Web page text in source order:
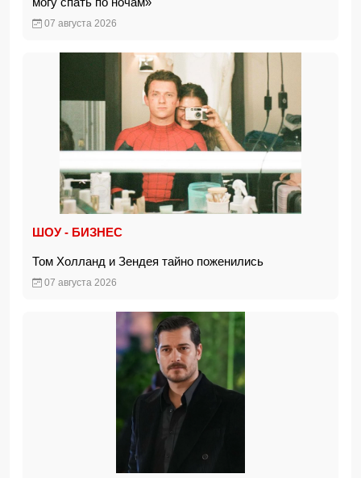
07 августа 2026
ШОУ - БИЗНЕС
Том Холланд и Зендея тайно поженились
07 августа 2026